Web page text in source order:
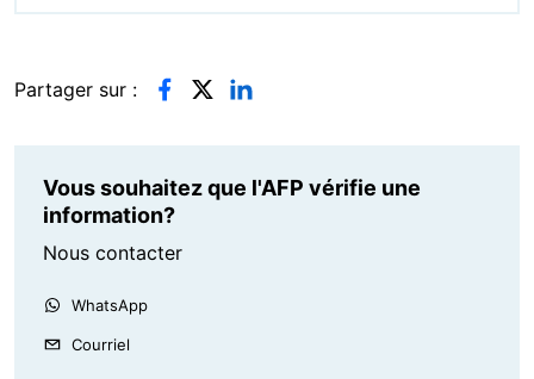
Partager sur :
Vous souhaitez que l'AFP vérifie une
information?
Nous contacter
WhatsApp
Courriel